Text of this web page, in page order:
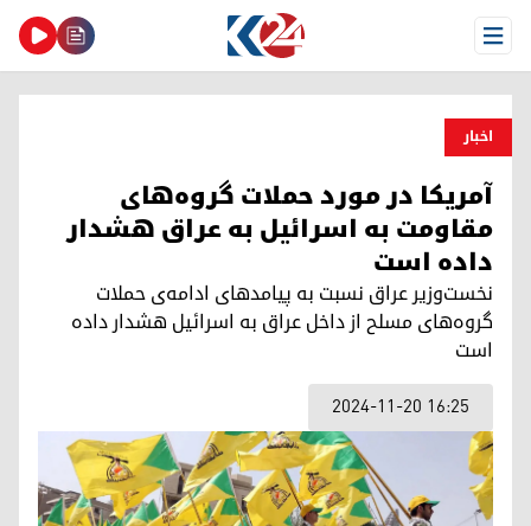
Open Menu
اخبار
آمریکا در مورد حملات گروه‌های
مقاومت به اسرائیل به عراق هشدار
داده است
نخست‌وزیر عراق نسبت به پیامدهای ادامه‌ی حملات
گروه‌های مسلح از داخل عراق به اسرائیل هشدار داده
است
2024-11-20 16:25